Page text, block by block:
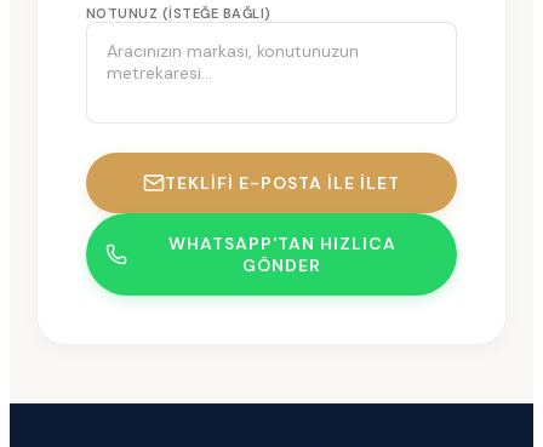
NOTUNUZ (ISTEĞE BAĞLI)
TEKLIFI E-POSTA ILE İLET
WHATSAPP'TAN HIZLICA
GÖNDER